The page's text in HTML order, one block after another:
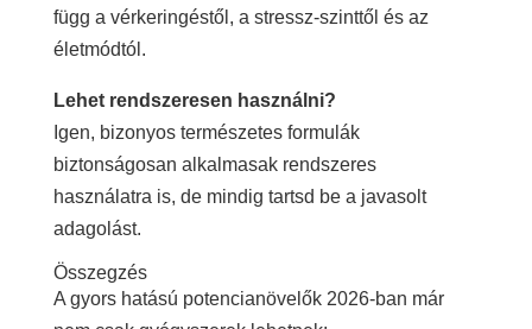
függ a vérkeringéstől, a stressz-szinttől és az
életmódtól.
Lehet rendszeresen használni?
Igen, bizonyos természetes formulák
biztonságosan alkalmasak rendszeres
használatra is, de mindig tartsd be a javasolt
adagolást.
Összegzés
A gyors hatású potencianövelők 2026-ban már